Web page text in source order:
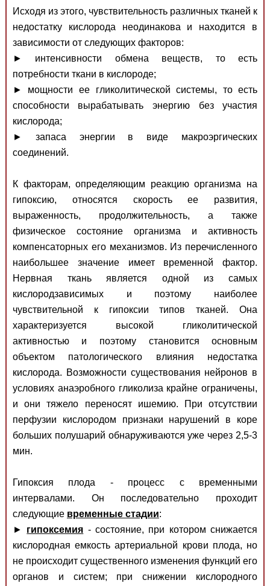
Исходя из этого, чувствительность различных тканей к
недостатку кислорода неодинакова и находится в
зависимости от следующих факторов:
► интенсивности обмена веществ, то есть
потребности ткани в кислороде;
► мощности ее гликолитической системы, то есть
способности вырабатывать энергию без участия
кислорода;
► запаса энергии в виде макроэргических
соединений.
К факторам, определяющим реакцию организма на
гипоксию, относятся скорость ее развития,
выраженность, продолжительность, а также
физическое состояние организма и активность
компенсаторных его механизмов. Из перечисленного
наибольшее значение имеет временной фактор.
Нервная ткань является одной из самых
кислородзависимых и поэтому наиболее
чувствительной к гипоксии типов тканей. Она
характеризуется высокой гликолитической
активностью и поэтому становится основным
объектом патологического влияния недостатка
кислорода. Возможности существования нейронов в
условиях анаэробного гликолиза крайне ограничены,
и они тяжело переносят ишемию. При отсутствии
перфузии кислородом признаки нарушений в коре
больших полушарий обнаруживаются уже через 2,5-3
мин.
Гипоксия плода - процесс с временными
интервалами. Он последовательно проходит
следующие временные стадии:
► гипоксемия - состояние, при котором снижается
кислородная емкость артериальной крови плода, но
не происходит существенного изменения функций его
органов и систем; при снижении кислородного